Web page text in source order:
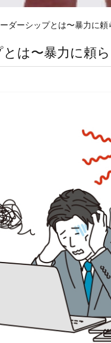
ダーシップとは〜暴力に
は〜暴力に頼